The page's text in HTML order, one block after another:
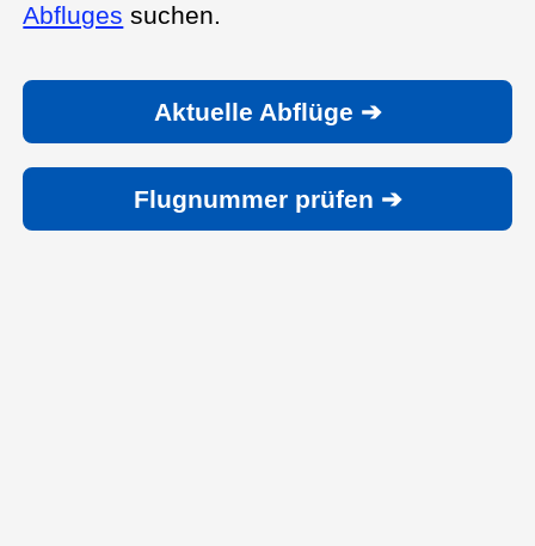
Abfluges suchen.
Aktuelle Abflüge ➔
Flugnummer prüfen ➔